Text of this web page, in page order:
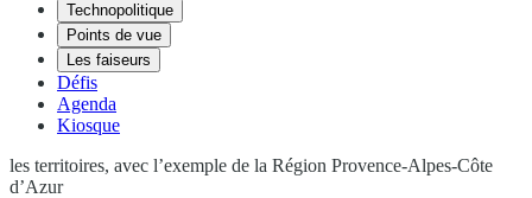
Technopolitique
Points de vue
Les faiseurs
Défis
Agenda
Kiosque
les territoires, avec l’exemple de la Région Provence-Alpes-Côte
d’Azur